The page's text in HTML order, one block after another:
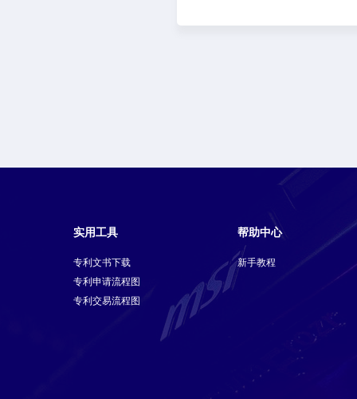
实用工具
专利文书下载
专利申请流程图
专利交易流程图
帮助中心
新手教程